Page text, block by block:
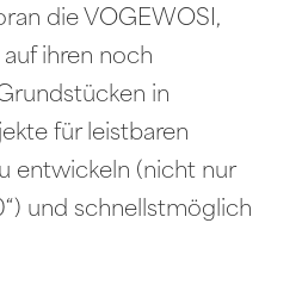
die VOGEWOSI,
ihren noch
in
für leistbaren
entwickeln (nicht nur
und schnellstmöglich